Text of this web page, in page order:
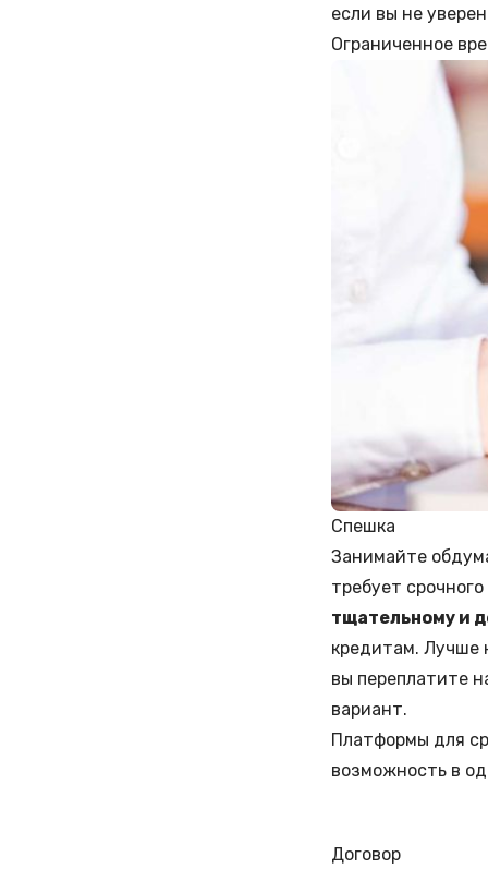
если вы не
Ограниченное
Спешка
Занимайте
требует
тщательному и
кредитам. Лучше
вы переплатите
вариант.
Платформы для
возможность в
Договор